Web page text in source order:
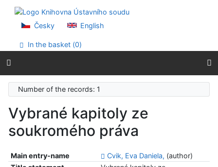
Go to menu
Accessibility declaration
Česky English
In the basket (0)
Number of the records: 1
Vybrané kapitoly ze
soukromého práva
Main entry-name Cvik, Eva Daniela, (author)